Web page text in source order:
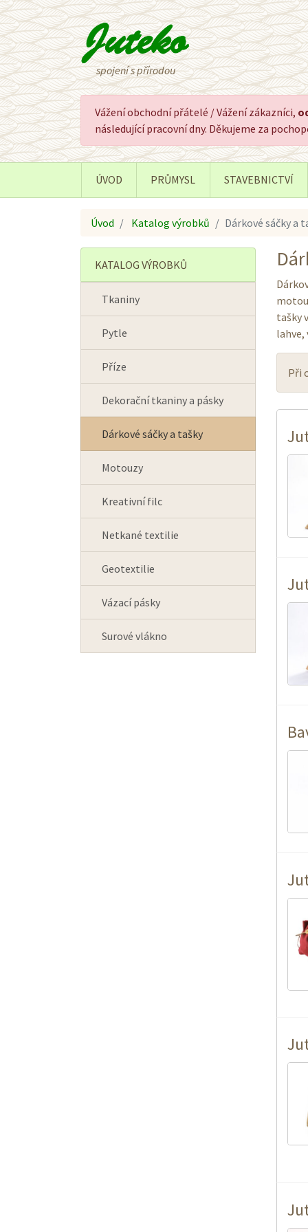
spojení s přírodou
Vážení obchodní přátelé / Vážení zákazníci,
následující pracovní dny. Děkujeme za
ÚVOD PRŮMYSL STAVEBNICTVÍ
Úvod Katalog výrobků Dárkové sáčky a
KATALOG VÝROBKŮ
Tkaniny
Pytle
Příze
Dekorační tkaniny a pásky
Dárkové sáčky a tašky
Motouzy
Kreativní filc
Netkané textilie
Geotextilie
Vázací pásky
Surové vlákno
tašky
lahve,
Při